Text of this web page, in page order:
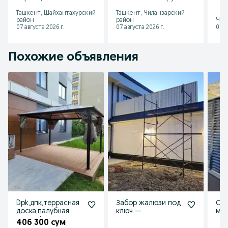
забор, zabor, temir
reshyotka
Ташкент, Шайхантахурский
район
07 августа 2026 г.
стеклянный навес,
козырёк
Ташкент, Чиланзарский
район
07 августа 2026 г.
07
Похожие объявления
Dpk,дпк,террасная
доска,палубная
доска,фасадные
406 300 сум
Забор жалюзи под
ключ —